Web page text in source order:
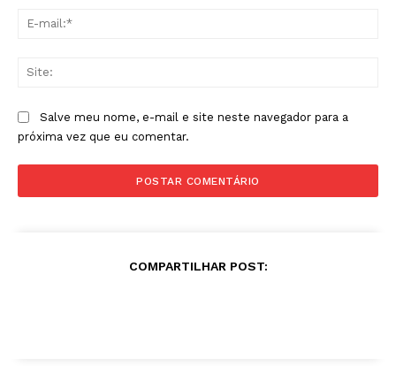
Salve meu nome, e-mail e site neste navegador para a
próxima vez que eu comentar.
COMPARTILHAR POST: